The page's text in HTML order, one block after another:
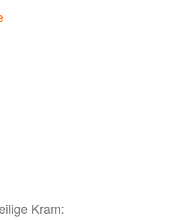
Kram: